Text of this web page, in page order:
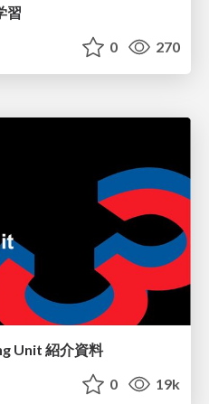
習
0 270
Unit 紹介資料
0 19k